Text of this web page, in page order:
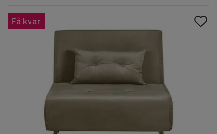
Få kvar